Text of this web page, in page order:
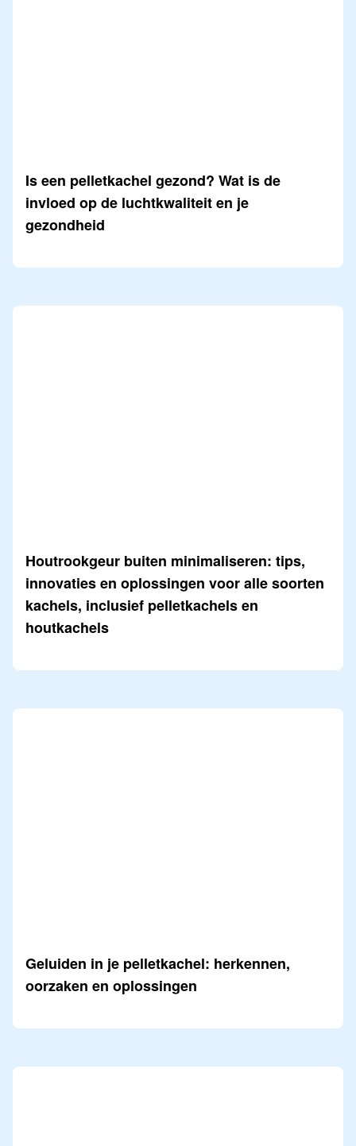
Is een pelletkachel gezond? Wat is de
invloed op de luchtkwaliteit en je
gezondheid
Houtrookgeur buiten minimaliseren: tips,
innovaties en oplossingen voor alle soorten
kachels, inclusief pelletkachels en
houtkachels
Geluiden in je pelletkachel: herkennen,
oorzaken en oplossingen